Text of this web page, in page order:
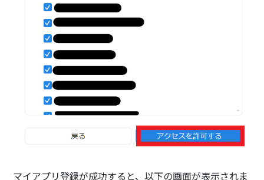
マイアプリ登録が成功すると、以下の画面が表示されま